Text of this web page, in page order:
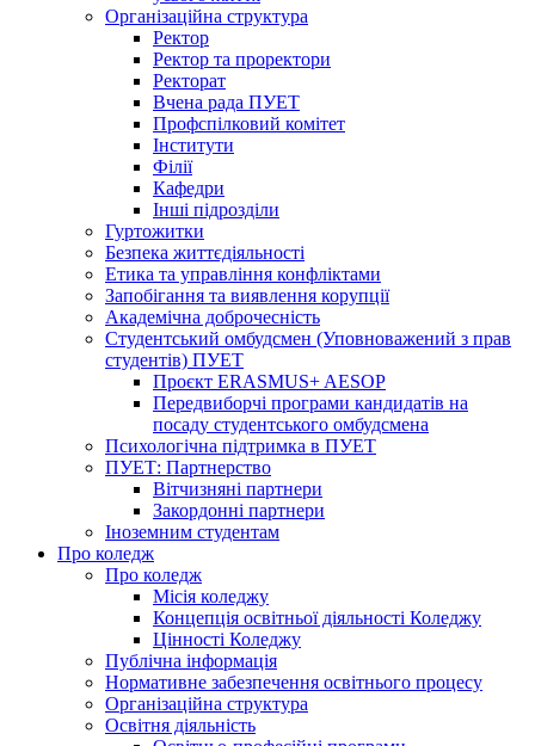
Організаційна структура
Ректор
Ректор та проректори
Ректорат
Вчена рада ПУЕТ
Профспілковий комітет
Інститути
Філії
Кафедри
Інші підрозділи
Гуртожитки
Безпека життєдіяльності
Етика та управління конфліктами
Запобігання та виявлення корупції
Академічна доброчесність
Студентський омбудсмен (Уповноважений з прав
студентів) ПУЕТ
Проєкт ERASMUS+ AESOP
Передвиборчі програми кандидатів на
посаду студентського омбудсмена
Психологічна підтримка в ПУЕТ
ПУЕТ: Партнерство
Вітчизняні партнери
Закордонні партнери
Іноземним студентам
Про коледж
Про коледж
Місія коледжу
Концепція освітньої діяльності Коледжу
Цінності Коледжу
Публічна інформація
Нормативне забезпечення освітнього процесу
Організаційна структура
Освітня діяльність